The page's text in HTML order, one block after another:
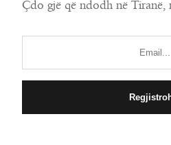
Çdo gjë që ndodh në Tiranë,